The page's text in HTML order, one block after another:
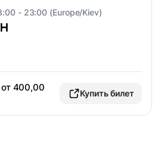
- 23:00 (Europe/Kiev)
400,00
Купить билет